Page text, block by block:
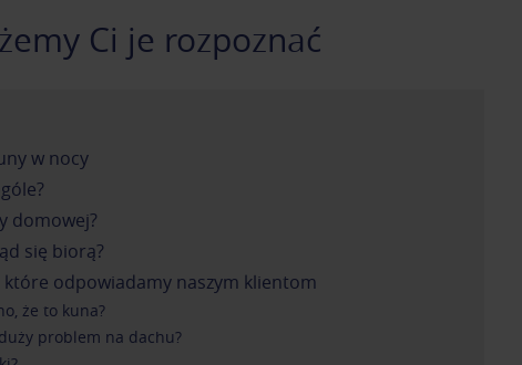
Ci je rozpoznać
w nocy
domowej?
się biorą?
które odpowiadamy naszym klientom
że to kuna?
problem na dachu?